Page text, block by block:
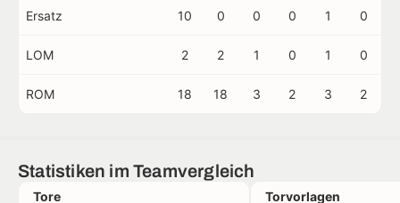
Ersatz 10 0 0 0 1 0
LOM 2 2 1 0 1 0
ROM 18 18 3 2 3 2
Statistiken im Teamvergleich
Tore Torvorlagen